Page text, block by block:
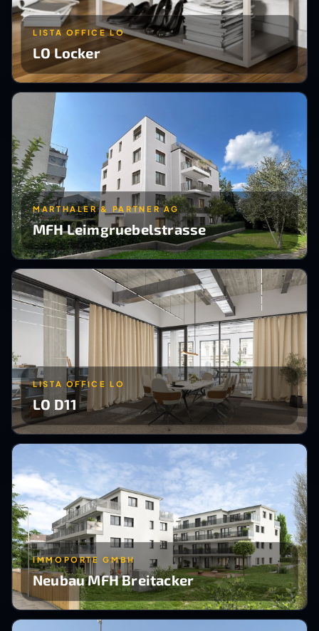
LISTA OFFICE LO
LO Locker
MARTHALER & PARTNER AG
MFH Leimgruebelstrasse
LISTA OFFICE LO
LO D11
IMMOPORTE GMBH
Neubau MFH Breitacker